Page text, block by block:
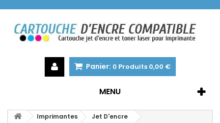
Panier: 0 Produits 0,00 €
MENU
Imprimantes
Jet D'encre